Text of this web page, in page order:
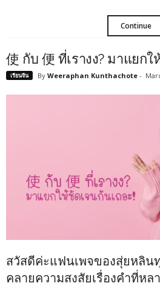
Continue
使 กับ 便 ที่เรางง? มาแยกใ
เรียนจีน By Weeraphan Kunthachote -
สวัสดีค่ะแฟนเพจของสุ่ยหลิน
คลายความสงสัยเรื่องคำที่ห